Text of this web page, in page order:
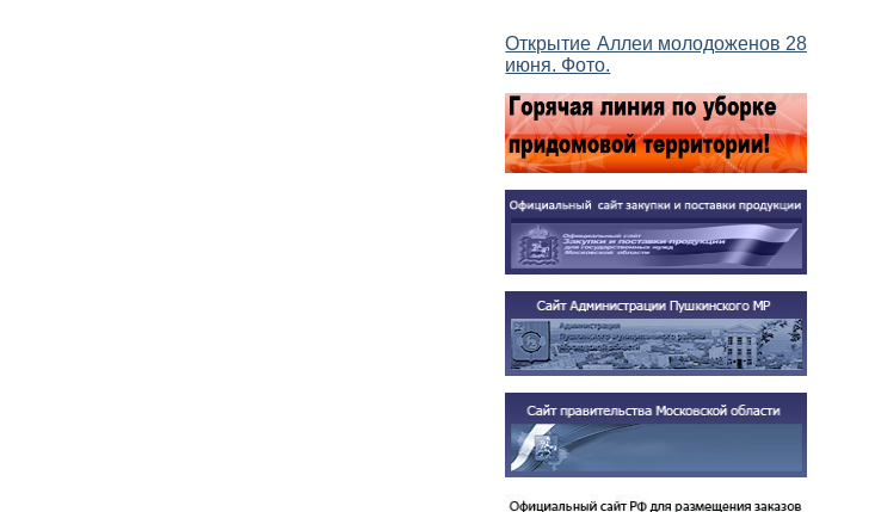
Открытие Аллеи молодоженов 28
июня. Фото.